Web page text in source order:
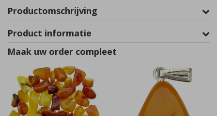
Productomschrijving
Product informatie
Maak uw order compleet